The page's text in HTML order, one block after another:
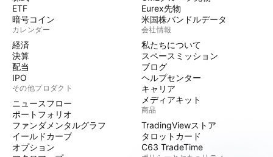
ETF
暗号コイン
カレンダー
経済
決算
配当
IPO
その他プロダクト
ニュースフロー
ポートフォリオ
ファンダメンタルグラフ
イールドカーブ
オプション
Eurex先物
米国株バンドルデータ
会社情報
私たちについて
スペースミッション
ブログ
ヘルプセンター
キャリア
メディアキット
商品
TradingViewストア
タロットカード
C63 TradeTime